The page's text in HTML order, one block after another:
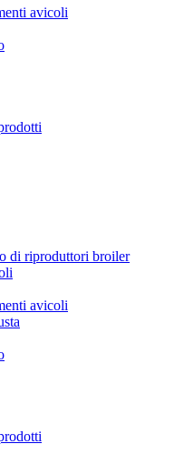
avicoli
di riproduttori broiler
avicoli